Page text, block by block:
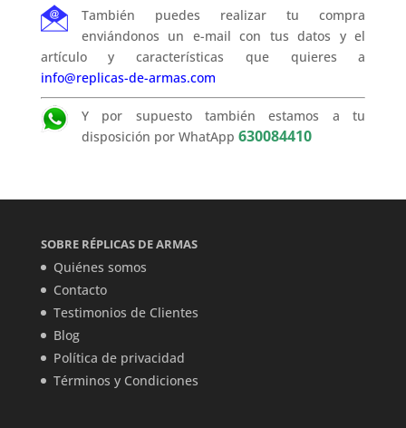
También puedes realizar tu compra
enviándonos un e-mail con tus datos y el
artículo y características que quieres a
info@replicas-de-armas.com
Y por supuesto también estamos a tu
disposición por WhatApp 630084410
SOBRE RÉPLICAS DE ARMAS
Quiénes somos
Contacto
Testimonios de Clientes
Blog
Política de privacidad
Términos y Condiciones